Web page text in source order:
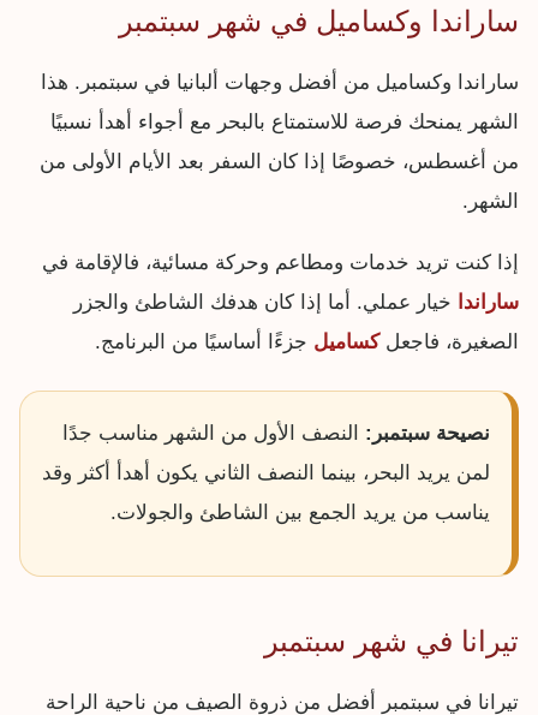
ساراندا وكساميل في شهر سبتمبر
ساراندا وكساميل من أفضل وجهات ألبانيا في سبتمبر. هذا
الشهر يمنحك فرصة للاستمتاع بالبحر مع أجواء أهدأ نسبيًا
من أغسطس، خصوصًا إذا كان السفر بعد الأيام الأولى من
الشهر.
إذا كنت تريد خدمات ومطاعم وحركة مسائية، فالإقامة في
ساراندا
خيار عملي. أما إذا كان هدفك الشاطئ والجزر
الصغيرة، فاجعلكساميل جزءًا أساسيًا من البرنامج.
نصيحة سبتمبر: النصف الأول من الشهر مناسب جدًا
لمن يريد البحر، بينما النصف الثاني يكون أهدأ أكثر وقد
يناسب من يريد الجمع بين الشاطئ والجولات.
تيرانا في شهر سبتمبر
تيرانا في سبتمبر أفضل من ذروة الصيف من ناحية الراحة